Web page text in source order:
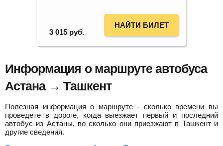
3 015 руб.
НАЙТИ БИЛЕТ
Информация о маршруте автобуса
Астана → Ташкент
Полезная информация о маршруте - сколько времени вы
проведете в дороге, когда выезжает первый и последний
автобус из Астаны, во сколько они приезжают в Ташкент и
другие сведения.